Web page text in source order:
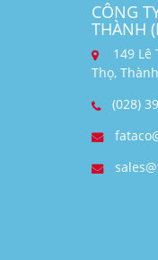
CÔNG
THÀNH
149 Lê
Thọ,
(028)